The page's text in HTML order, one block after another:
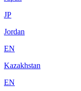
JP
Jordan
EN
Kazakhstan
EN